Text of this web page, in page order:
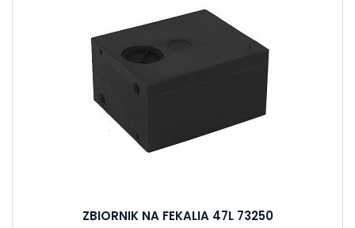
ZBIORNIK NA FEKALIA 47L 73250